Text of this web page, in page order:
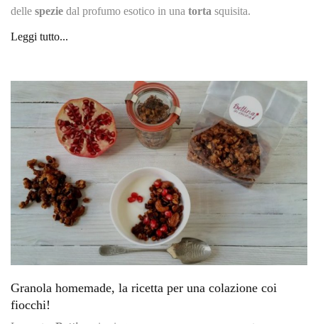
delle spezie dal profumo esotico in una torta squisita.
Leggi tutto...
Granola homemade, la ricetta per una colazione coi
fiocchi!